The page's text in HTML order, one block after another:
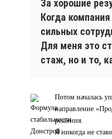
За хорошие
Когда
сильных
Для меня это
стаж, но и то,
Потом началась
направление
решения.
Я никогда не